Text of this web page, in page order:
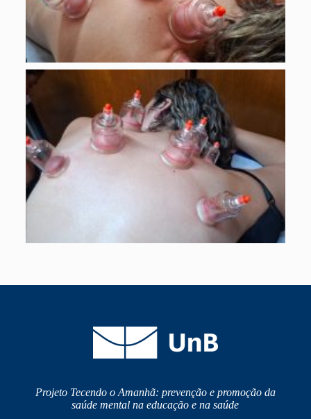
Projeto Tecendo o Amanhã: prevenção e promoção da
saúde mental na educação e na saúde